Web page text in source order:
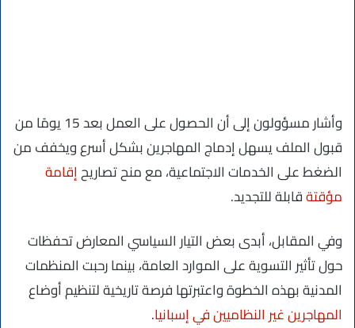
وأشار مسؤولون إلى أن الحصول على العمل بعد 15 يومًا من
قبول الملف يسهل إدماج المهاجرين بشكل أسرع ويخفف من
الضغط على الخدمات الاجتماعية، مع منح تصاريحإقامة
مؤقتةقابلة للتجديد.
وفي المقابل، أبدى بعض التيار السياسي المعارض تحفظات
حول تأثير التسوية على الموارد العامة، بينما رحبت المنظمات
المدنية بهذه الخطوة واعتبرتها فرصة تاريخية لتنظيم أوضاع
المهاجرين غير النظاميين في إسبانيا.